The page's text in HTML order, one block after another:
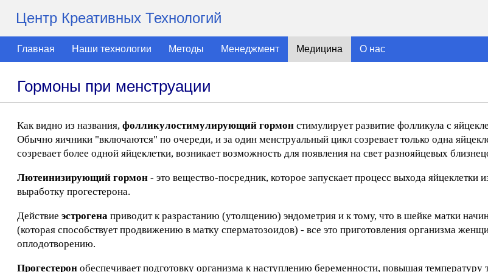
Центр Креативных Технологий
Главная Наши технологии Методы Менеджмент Медицина О нас
Гормоны при менструации
Как видно из названия, фолликулостимулирующий гормон стимулирует развитие фолликула с
Обычно яичники "включаются" по очереди, и за один менструальный цикл созревает только одна
созревает более одной яйцеклетки, возникает возможность для появления на свет разнояйцевых
Лютеинизирующий гормон - это вещество-посредник, которое запускает процесс выхода яйцеклетки
выработку прогестерона.
Действие эстрогена приводит к разрастанию (утолщению) эндометрия и к тому, что в шейке матки
(которая способствует продвижению в матку сперматозоидов) - все это приготовления организма
оплодотворению.
Прогестерон обеспечивает подготовку организма к наступлению беременности, повышая температуру